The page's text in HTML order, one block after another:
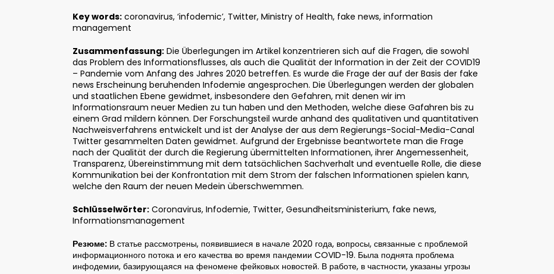
Key words: coronavirus, ‘infodemic’, Twitter, Ministry of Health, fake news, information
management
Zusammenfassung: Die Überlegungen im Artikel konzentrieren sich auf die Fragen, die sowohl
das Problem des Informationsflusses, als auch die Qualität der Information in der Zeit der COVID19
– Pandemie vom Anfang des Jahres 2020 betreffen. Es wurde die Frage der auf der Basis der fake
news Erscheinung beruhenden Infodemie angesprochen. Die Überlegungen werden der globalen
und staatlichen Ebene gewidmet, insbesondere den Gefahren, mit denen wir im
Informationsraum neuer Medien zu tun haben und den Methoden, welche diese Gafahren bis zu
einem Grad mildern können. Der Forschungsteil wurde anhand des qualitativen und quantitativen
Nachweisverfahrens entwickelt und ist der Analyse der aus dem Regierungs-Social-Media-Canal
Twitter gesammelten Daten gewidmet. Aufgrund der Ergebnisse beantwortete man die Frage
nach der Qualität der durch die Regierung übermittelten Informationen, ihrer Angemessenheit,
Transparenz, Übereinstimmung mit dem tatsächlichen Sachverhalt und eventuelle Rolle, die diese
Kommunikation bei der Konfrontation mit dem Strom der falschen Informationen spielen kann,
welche den Raum der neuen Medein überschwemmen.
Schlüsselwörter: Coronavirus, Infodemie, Twitter, Gesundheitsministerium, fake news,
Informationsmanagement
Резюме: В статье рассмотрены, появившиеся в начале 2020 года, вопросы, связанные с проблемой
информационного потока и его качества во время пандемии COVID-19. Была поднята проблема
инфодемии, базирующаяся на феномене фейковых новостей. В работе, в частности, указаны угрозы